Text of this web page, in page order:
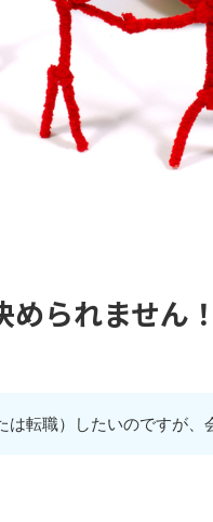
られません
は転職）したいのですが